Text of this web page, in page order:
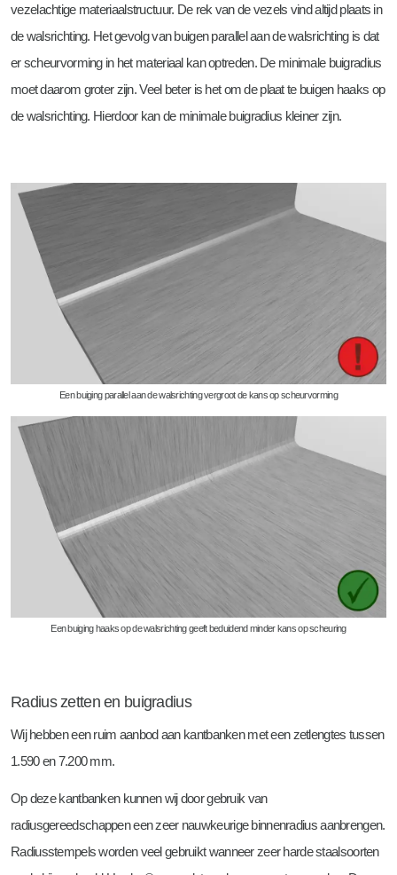
vezelachtige materiaalstructuur. De rek van de vezels vind altijd plaats in
de walsrichting. Het gevolg van buigen parallel aan de walsrichting is dat
er scheurvorming in het materiaal kan optreden. De minimale buigradius
moet daarom groter zijn. Veel beter is het om de plaat te buigen haaks op
de walsrichting. Hierdoor kan de minimale buigradius kleiner zijn.
Een buiging parallel aan de walsrichting vergroot de kans op scheurvorming
Een buiging haaks op de walsrichting geeft beduidend minder kans op scheuring
Radius zetten en buigradius
Wij hebben een ruim aanbod aan kantbanken met een zetlengtes tussen
1.590 en 7.200 mm.
Op deze kantbanken kunnen wij door gebruik van
radiusgereedschappen een zeer nauwkeurige binnenradius aanbrengen.
Radiusstempels worden veel gebruikt wanneer zeer harde staalsoorten